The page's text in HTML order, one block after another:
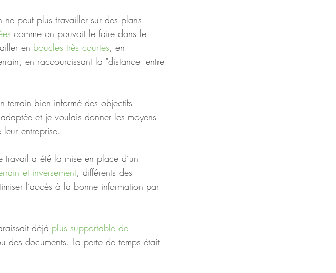
peut plus travailler sur des plans
comme on pouvait le faire dans le
en boucles très courtes, en
en raccourcissant la "distance" entre
terrain bien informé des objectifs
et je voulais donner les moyens
leur entreprise.
travail a été la mise en place d’un
et inversement, différents des
l’accès à la bonne information par
déjà plus supportable de
des documents. La perte de temps était